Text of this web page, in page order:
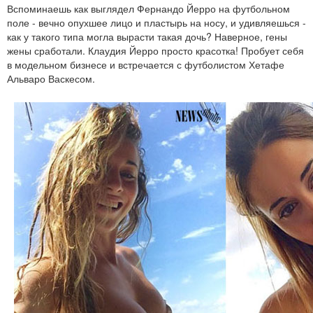
Вспоминаешь как выглядел Фернандо Йерро на футбольном
поле - вечно опухшее лицо и пластырь на носу, и удивляешься -
как у такого типа могла вырасти такая дочь? Наверное, гены
жены сработали. Клаудия Йерро просто красотка! Пробует себя
в модельном бизнесе и встречается с футболистом Хетафе
Альваро Васкесом.